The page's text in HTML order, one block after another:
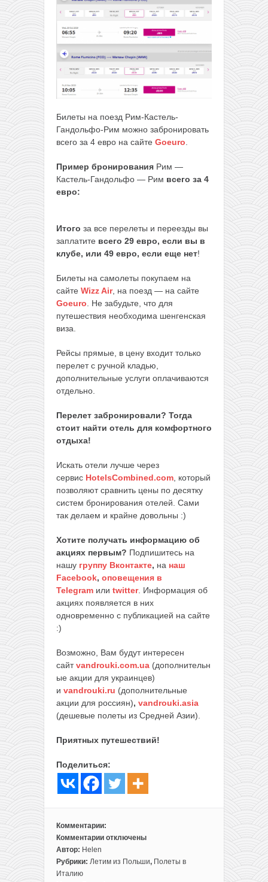
Билеты на поезд Рим-Кастель-
Гандольфо-Рим можно забронировать
всего за 4 евро на сайте Goeuro
Пример бронирования Рим —
Кастель-Гандольфо — Рим всего за 4
евро:
Итого за все перелеты и переезды вы
заплатите всего 29 евро, если вы в
клубе, или 49 евро, если еще нет!
Билеты на самолеты покупаем на
сайте Wizz Air, на поезд — на сайте
Goeuro . Не забудьте, что для
путешествия необходима шенгенская
виза.
Рейсы прямые, в цену входит только
перелет с ручной кладью,
дополнительные услуги оплачиваются
отдельно.
Перелет забронировали? Тогда
стоит найти отель для комфортного
отдыха!
Искать отели лучше через
сервис HotelsCombined.com , который
позволяют сравнить цены по десятку
систем бронирования отелей. Сами
так делаем и крайне довольны :)
Хотите получать информацию об
акциях первым? Подпишитесь на
нашу группу Вконтакте, на наш
Facebook, оповещения в
Telegram или twitter. Информация об
акциях появляется в них
одновременно с публикацией на сайте
:)
Возможно, Вам будут интересен
сайтvandrouki.com.ua (дополнительн
ые акции для украинцев)
и vandrouki.ru (дополнительные
акции для россиян), vandrouki.asia
(дешевые полеты из Средней Азии).
Приятных путешествий!
Поделиться:
Комментарии:
Комментарии
к
записи
Идея
отключены
Автор: Helen
Рубрики: Летим из Польши, Полеты в
Италию